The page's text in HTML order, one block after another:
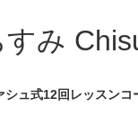
み
シュ式12回レッスンコ